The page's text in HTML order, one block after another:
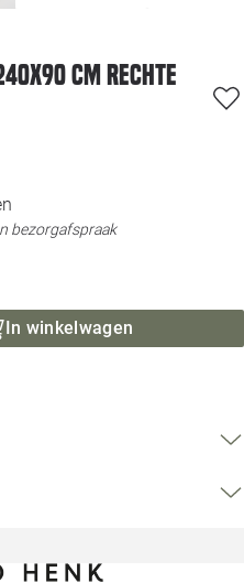
Alle
cm rechte
bezorgafspraak
In winkelwagen